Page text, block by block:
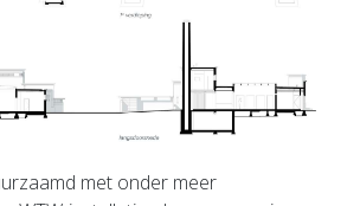
met onder meer